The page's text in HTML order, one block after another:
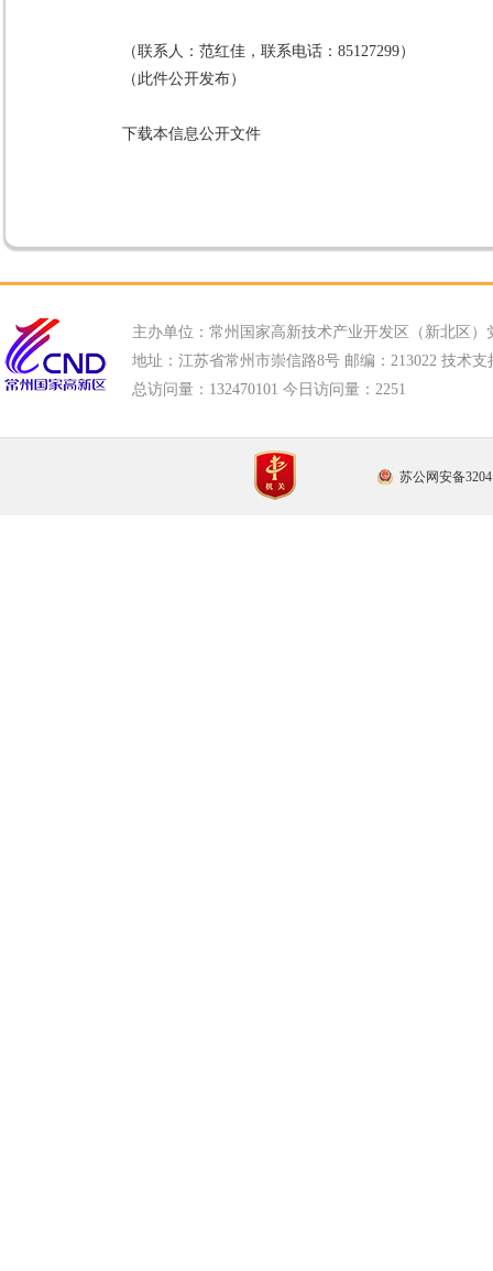
（联系人：范红佳，联系电话：85127299）
（此件公开发布）
下载本信息公开文件
主办单位：常州国家高新技术产业开发区（新北区）
地址：江苏省常州市崇信路8号 邮编：213022 技术支
总访问量： 132470101 今日访问量： 2251
苏公网安备